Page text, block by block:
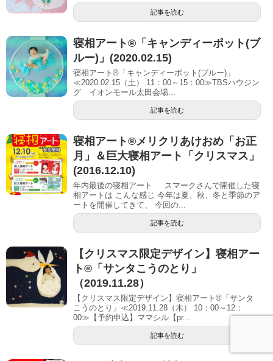
記事を読む
寝相アート®「キャンディーポット(ブ
ルー)」(2020.02.15)
寝相アート®「キャンディーポット(ブルー)」
≪2020.02.15（土） 11：00～15：00≫TBSハウジン
グ イオンモール太田会場...
記事を読む
寝相アート®メリクリあけおめ「お正
月」＆巨大寝相アート「クリスマス」
(2016.12.10)
年内最後の寝相アート スマークさんで開催した寝
相アートは こんな感じ 今年は夏、秋、冬と季節のア
ートを開催してきて、 今回の...
記事を読む
【クリスマス限定デザイン】寝相アー
ト®「サンタこうのとり」
（2019.11.28）
【クリスマス限定デザイン】寝相アート®「サンタ
こうのとり」≪2019.11.28（木） 10：00～12：
00≫【予約申込】ママシル【pr...
記事を読む